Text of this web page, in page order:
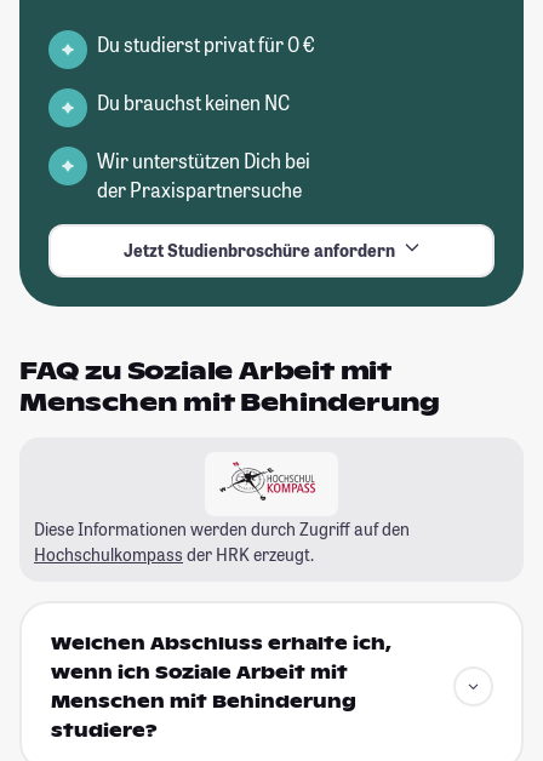
Du studierst privat für 0 €
Du brauchst keinen NC
Wir unterstützen Dich bei
der Praxispartnersuche
Jetzt Studienbroschüre anfordern
FAQ zu Soziale Arbeit mit
Menschen mit Behinderung
Diese Informationen werden durch Zugriff auf den
Hochschulkompass der HRK erzeugt.
Welchen Abschluss erhalte ich,
wenn ich Soziale Arbeit mit
Menschen mit Behinderung
studiere?